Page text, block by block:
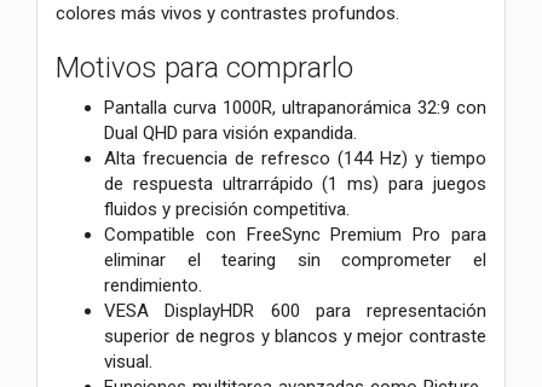
colores más vivos y contrastes profundos.
Motivos para comprarlo
Pantalla curva 1000R, ultrapanorámica 32:9 con
Dual QHD para visión expandida.
Alta frecuencia de refresco (144 Hz) y tiempo
de respuesta ultrarrápido (1 ms) para juegos
fluidos y precisión competitiva.
Compatible con FreeSync Premium Pro para
eliminar el tearing sin comprometer el
rendimiento.
VESA DisplayHDR 600 para representación
superior de negros y blancos y mejor contraste
visual.